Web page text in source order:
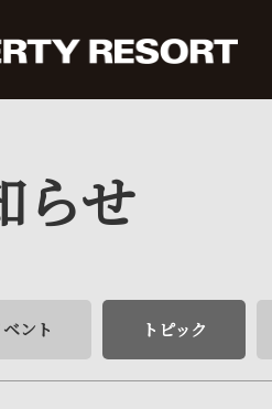
らせ
ベント トピック